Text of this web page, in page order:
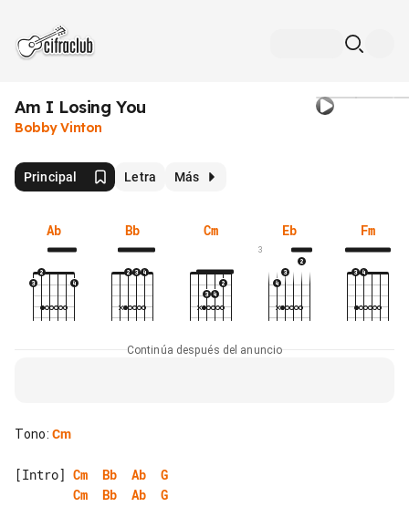
Am I Losing You
Bobby Vinton
Principal Letra Más
Ab Bb Cm Eb
3
Fm
Continúa después del anuncio
Tono: Cm
[Intro] Cm Bb Ab
G
Cm
Bb Ab G